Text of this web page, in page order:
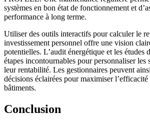
systèmes en bon état de fonctionnement et
performance à long terme.
Utiliser des outils interactifs pour calculer le
investissement personnel offre une vision
potentielles. L’audit énergétique et les études
étapes incontournables pour personnaliser les
leur rentabilité. Les gestionnaires peuvent
décisions éclairées pour maximiser
bâtiments.
Conclusion